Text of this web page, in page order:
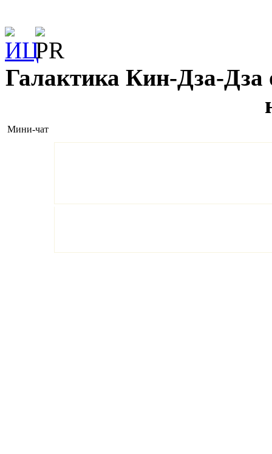
Галактика Кин-Дза-Дза
Мини-чат